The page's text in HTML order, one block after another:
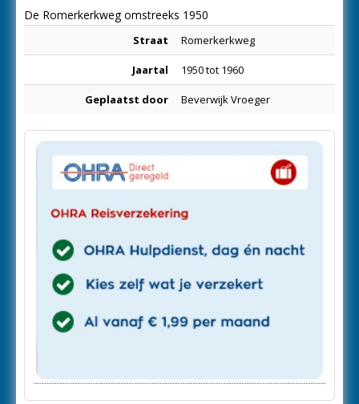
De Romerkerkweg omstreeks 1950
Straat Romerkerkweg
Jaartal 1950 tot 1960
Geplaatst door Beverwijk Vroeger